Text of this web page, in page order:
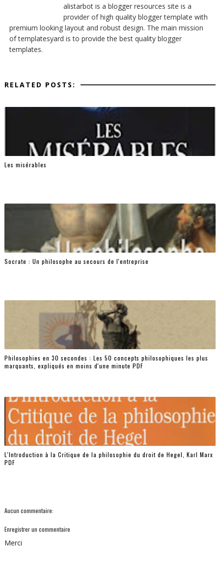
alistarbot is a blogger resources site is a
provider of high quality blogger template with
premium looking layout and robust design. The main mission
of templatesyard is to provide the best quality blogger
templates.
RELATED POSTS:
Les misérables
Socrate : Un philosophe au secours de l'entreprise
Philosophies en 30 secondes : Les 50 concepts philosophiques les plus
marquants, expliqués en moins d'une minute PDF
L'Introduction à la Critique de la philosophie du droit de Hegel, Karl Marx
PDF
Aucun commentaire:
Enregistrer un commentaire
Merci